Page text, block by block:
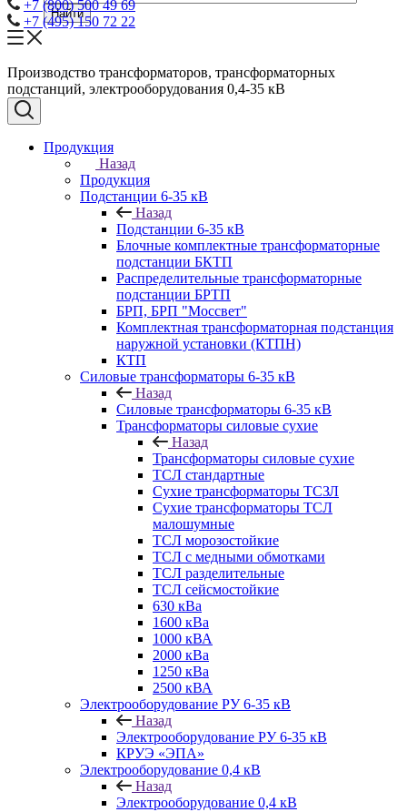
Найти
+7 (800) 500 49 69
+7 (495) 150 72 22
Производство трансформаторов, трансформаторных
подстанций, электрооборудования 0,4-35 кВ
Продукция
Назад
Продукция
Подстанции 6-35 кВ
Назад
Подстанции 6-35 кВ
Блочные комплектные трансформаторные
подстанции БКТП
Распределительные трансформаторные
подстанции БРТП
БРП, БРП "Моссвет"
Комплектная трансформаторная подстанция
наружной установки (КТПН)
КТП
Силовые трансформаторы 6-35 кВ
Назад
Силовые трансформаторы 6-35 кВ
Трансформаторы силовые сухие
Назад
Трансформаторы силовые сухие
ТСЛ стандартные
Сухие трансформаторы ТСЗЛ
Сухие трансформаторы ТСЛ
малошумные
ТСЛ морозостойкие
ТСЛ с медными обмотками
ТСЛ разделительные
ТСЛ сейсмостойкие
630 кВа
1600 кВа
1000 кВА
2000 кВа
1250 кВа
2500 кВА
Электрооборудование РУ 6-35 кВ
Назад
Электрооборудование РУ 6-35 кВ
КРУЭ «ЭПА»
Электрооборудование 0,4 кВ
Назад
Электрооборудование 0,4 кВ